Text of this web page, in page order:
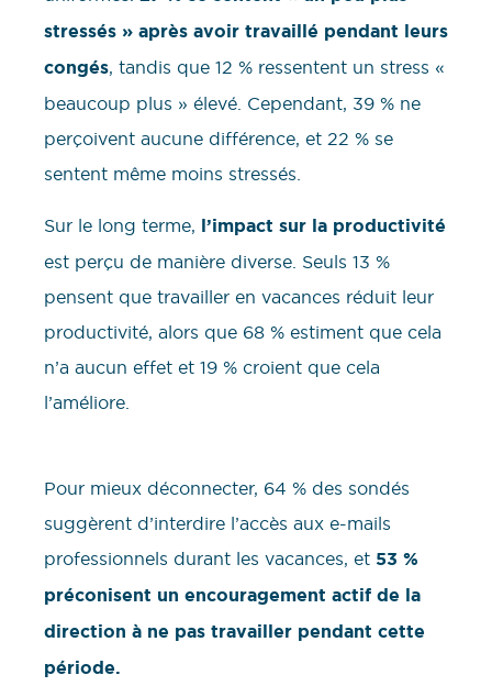
stressés » après avoir travaillé pendant leurs
congés, tandis que 12 % ressentent un stress «
beaucoup plus » élevé. Cependant, 39 % ne
perçoivent aucune différence, et 22 % se
sentent même moins stressés.
Sur le long terme, l’impact sur la productivité
est perçu de manière diverse. Seuls 13 %
pensent que travailler en vacances réduit leur
productivité, alors que 68 % estiment que cela
n’a aucun effet et 19 % croient que cela
l’améliore.
Pour mieux déconnecter, 64 % des sondés
suggèrent d’interdire l’accès aux e-mails
professionnels durant les vacances, et 53 %
préconisent un encouragement actif de la
direction à ne pas travailler pendant cette
période.